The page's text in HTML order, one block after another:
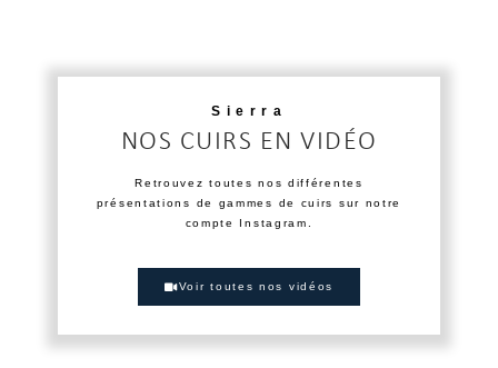
Sierra
NOS CUIRS EN VIDÉO
Retrouvez toutes nos différentes
présentations de gammes de cuirs sur notre
compte Instagram.
Voir toutes nos vidéos